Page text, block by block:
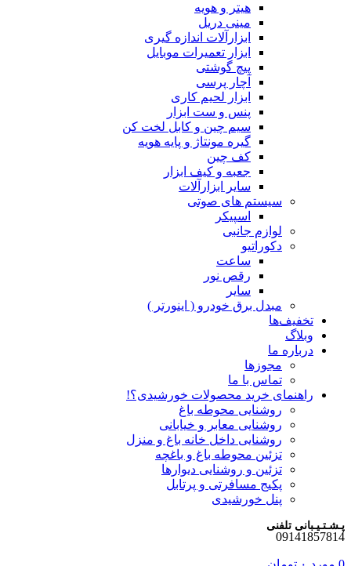
هیتر و هویه
مینی دریل
ابزارآلات اندازه گیری
ابزار تعمیرات موبایل
پیچ گوشتی
آچار پرسی
ابزار لحیم کاری
پنس و ست ابزار
سیم چین و کابل لخت کن
گیره مونتاژ و پایه هویه
کف چین
جعبه و کیف ابزار
سایر ابزارآلات
سیستم های صوتی
اسپیکر
لوازم جانبی
دکوراتیو
ساعت
رقص نور
سایر
مبدل برق خودرو ( اینورتر )
تخفیف‌ها
وبلاگ
درباره ما
مجوزها
تماس با ما
راهنمای خرید محصولات خورشیدی؟!
روشنایی محوطه باغ
روشنایی معابر و خیابانی
روشنایی داخل خانه باغ و منزل
تزئین محوطه باغ و باغچه
تزئین و روشنایی دیوارها
پکیج مسافرتی و پرتابل
پنل خورشیدی
پـشـتـیـبانی تلفنی
09141857814